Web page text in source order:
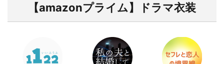
【amazonプライム】ドラマ衣装